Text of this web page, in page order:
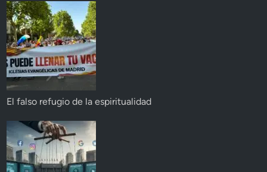
El falso refugio de la espiritualidad